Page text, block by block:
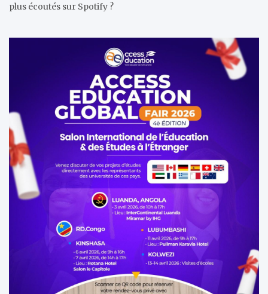
plus écoutés sur Spotify ?